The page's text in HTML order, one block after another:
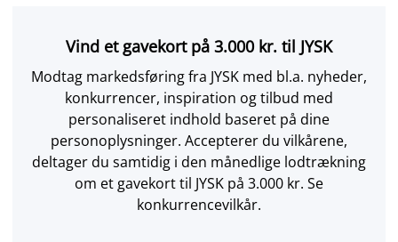
Vind et gavekort på 3.000 kr. til JYSK
Modtag markedsføring fra JYSK med bl.a. nyheder,
konkurrencer, inspiration og tilbud med
personaliseret indhold baseret på dine
personoplysninger. Accepterer du vilkårene,
deltager du samtidig i den månedlige lodtrækning
om et gavekort til JYSK på 3.000 kr. Se
konkurrencevilkår.